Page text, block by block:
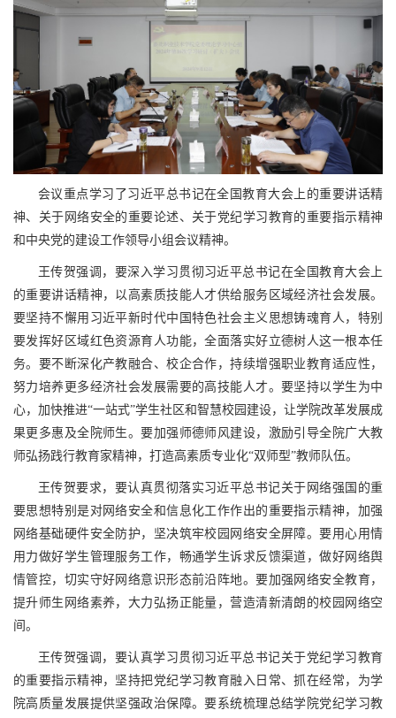
会议重点学习了习近平总书记在全国教育大会上的重要讲话精
神、关于网络安全的重要论述、关于党纪学习教育的重要指示精神
和中央党的建设工作领导小组会议精神。
王传贺强调，要深入学习贯彻习近平总书记在全国教育大会上
的重要讲话精神，以高素质技能人才供给服务区域经济社会发展。
要坚持不懈用习近平新时代中国特色社会主义思想铸魂育人，特别
要发挥好区域红色资源育人功能，全面落实好立德树人这一根本任
务。要不断深化产教融合、校企合作，持续增强职业教育适应性，
努力培养更多经济社会发展需要的高技能人才。要坚持以学生为中
心，加快推进“一站式”学生社区和智慧校园建设，让学院改革发展成
果更多惠及全院师生。要加强师德师风建设，激励引导全院广大教
师弘扬践行教育家精神，打造高素质专业化“双师型”教师队伍。
王传贺要求，要认真贯彻落实习近平总书记关于网络强国的重
要思想特别是对网络安全和信息化工作作出的重要指示精神，加强
网络基础硬件安全防护，坚决筑牢校园网络安全屏障。要用心用情
用力做好学生管理服务工作，畅通学生诉求反馈渠道，做好网络舆
情管控，切实守好网络意识形态前沿阵地。要加强网络安全教育，
提升师生网络素养，大力弘扬正能量，营造清新清朗的校园网络空
间。
王传贺强调，要认真学习贯彻习近平总书记关于党纪学习教育
的重要指示精神，坚持把党纪学习教育融入日常、抓在经常，为学
院高质量发展提供坚强政治保障。要系统梳理总结学院党纪学习教